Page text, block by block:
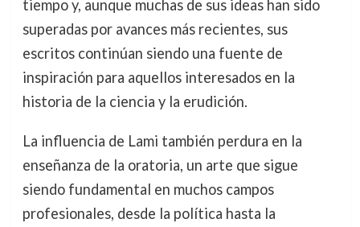
tiempo y, aunque muchas de sus ideas han sido
superadas por avances más recientes, sus
escritos continúan siendo una fuente de
inspiración para aquellos interesados en la
historia de la ciencia y la erudición.
La influencia de Lami también perdura en la
enseñanza de la oratoria, un arte que sigue
siendo fundamental en muchos campos
profesionales, desde la política hasta la